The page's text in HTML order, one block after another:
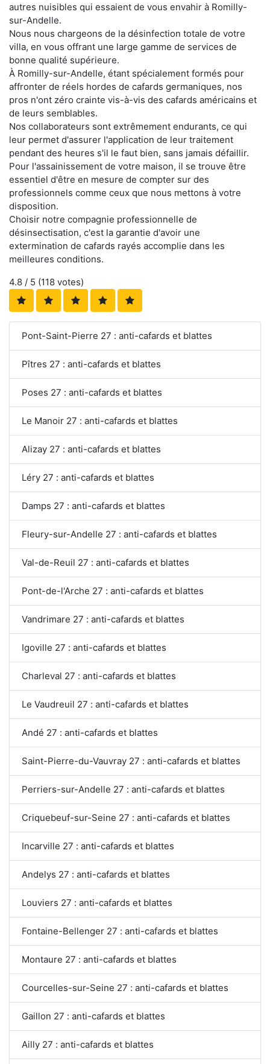
autres nuisibles qui essaient de vous envahir à Romilly-
sur-Andelle.
Nous nous chargeons de la désinfection totale de votre
villa, en vous offrant une large gamme de services de
bonne qualité supérieure.
À Romilly-sur-Andelle, étant spécialement formés pour
affronter de réels hordes de cafards germaniques, nos
pros n'ont zéro crainte vis-à-vis des cafards américains et
de leurs semblables.
Nos collaborateurs sont extrêmement endurants, ce qui
leur permet d'assurer l'application de leur traitement
pendant des heures s'il le faut bien, sans jamais défaillir.
Pour l'assainissement de votre maison, il se trouve être
essentiel d'être en mesure de compter sur des
professionnels comme ceux que nous mettons à votre
disposition.
Choisir notre compagnie professionnelle de
désinsectisation, c'est la garantie d'avoir une
extermination de cafards rayés accomplie dans les
meilleures conditions.
4.8 / 5 (118 votes)
Pont-Saint-Pierre 27 : anti-cafards et blattes
Pîtres 27 : anti-cafards et blattes
Poses 27 : anti-cafards et blattes
Le Manoir 27 : anti-cafards et blattes
Alizay 27 : anti-cafards et blattes
Léry 27 : anti-cafards et blattes
Damps 27 : anti-cafards et blattes
Fleury-sur-Andelle 27 : anti-cafards et blattes
Val-de-Reuil 27 : anti-cafards et blattes
Pont-de-l'Arche 27 : anti-cafards et blattes
Vandrimare 27 : anti-cafards et blattes
Igoville 27 : anti-cafards et blattes
Charleval 27 : anti-cafards et blattes
Le Vaudreuil 27 : anti-cafards et blattes
Andé 27 : anti-cafards et blattes
Saint-Pierre-du-Vauvray 27 : anti-cafards et blattes
Perriers-sur-Andelle 27 : anti-cafards et blattes
Criquebeuf-sur-Seine 27 : anti-cafards et blattes
Incarville 27 : anti-cafards et blattes
Andelys 27 : anti-cafards et blattes
Louviers 27 : anti-cafards et blattes
Fontaine-Bellenger 27 : anti-cafards et blattes
Montaure 27 : anti-cafards et blattes
Courcelles-sur-Seine 27 : anti-cafards et blattes
Gaillon 27 : anti-cafards et blattes
Ailly 27 : anti-cafards et blattes